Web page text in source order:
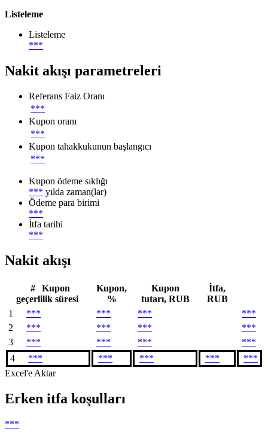
Listeleme
Listeleme
***
Nakit akışı parametreleri
Referans Faiz Oranı
***
Kupon oranı
***
Kupon tahakkukunun başlangıcı
***
Kupon ödeme sıklığı
*** yılda zaman(lar)
Ödeme para birimi
***
İtfa tarihi
***
Nakit akışı
#
Kupon
geçerlilik süresi
Kupon,
%
Kupon
tutarı, RUB
İtfa,
RUB
1
*** *** ***
***
2
*** *** ***
***
3
*** *** ***
***
4
*** *** *** ***
***
Excel'e Aktar
Erken itfa koşulları
***